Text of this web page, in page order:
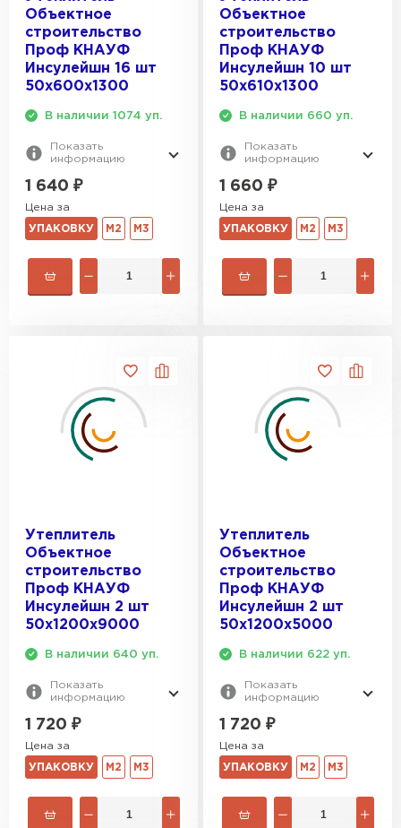
Объектное
строительство
Проф КНАУФ
Инсулейшн 16 шт
50х600х1300
В наличии 1074 уп.
Показать
информацию
1 640 ₽
Цена за
УПАКОВКУ М2 М3
Объектное
строительство
Проф КНАУФ
Инсулейшн 10 шт
50х610х1300
В наличии 660 уп.
Показать
информацию
1 660 ₽
Цена за
УПАКОВКУ М2 М3
Утеплитель
Объектное
строительство
Проф КНАУФ
Инсулейшн 2 шт
50х1200х9000
В наличии 640 уп.
Показать
информацию
1 720 ₽
Цена за
УПАКОВКУ М2 М3
Утеплитель
Объектное
строительство
Проф КНАУФ
Инсулейшн 2 шт
50х1200х5000
В наличии 622 уп.
Показать
информацию
1 720 ₽
Цена за
УПАКОВКУ М2 М3
Утеплитель Izolife
ВСЕ ПРОИЗВОДИТЕЛИ